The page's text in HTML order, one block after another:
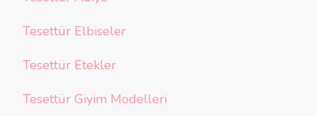
Tesettür Elbiseler
Tesettür Etekler
Tesettür Giyim Modelleri